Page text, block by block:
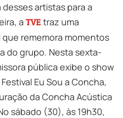
artistas para a
a TVEtraz uma
rememora momentos
do grupo. Nesta sexta-
pública exibe o show
Eu Sou a Concha,
da Concha Acústica
sábado (30), às 19h30,